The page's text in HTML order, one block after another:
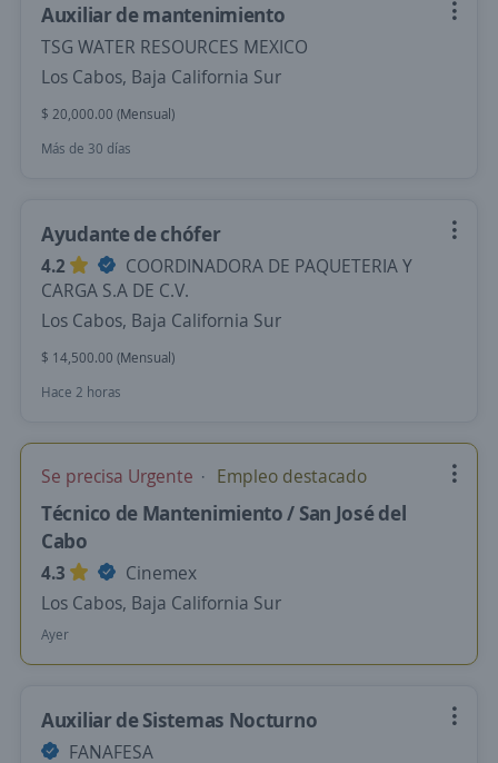
Auxiliar de mantenimiento
TSG WATER RESOURCES MEXICO
Los Cabos, Baja California Sur
$ 20,000.00 (Mensual)
Más de 30 días
Ayudante de chófer
4.2
COORDINADORA DE PAQUETERIA Y
CARGA S.A DE C.V.
Los Cabos, Baja California Sur
$ 14,500.00 (Mensual)
Hace 2 horas
Se precisa Urgente Empleo destacado
Técnico de Mantenimiento / San José del
Cabo
4.3
Cinemex
Los Cabos, Baja California Sur
Ayer
Auxiliar de Sistemas Nocturno
FANAFESA